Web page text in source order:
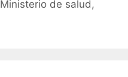
Ministerio de salud ,